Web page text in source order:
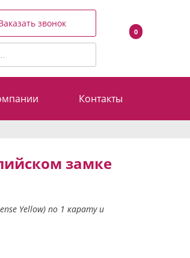
звонок
0
Контакты
замке
Yellow) по 1 карату и